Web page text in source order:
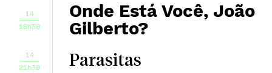
14
18h30
Onde Está Você, João
Gilberto?
14
21h30
Parasitas